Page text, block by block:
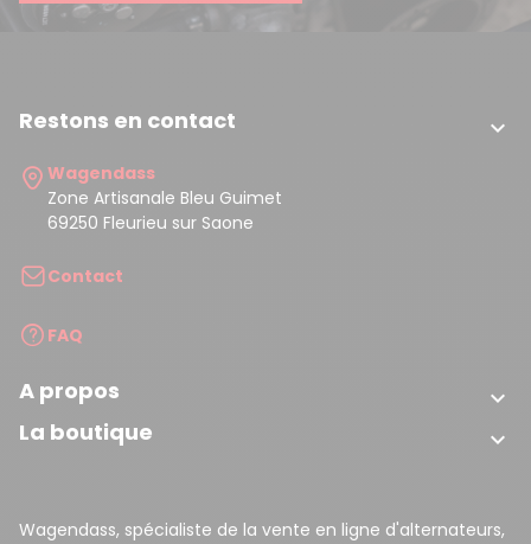
Restons en contact 
Wagendass
Zone Artisanale Bleu Guimet
69250 Fleurieu sur Saone
Contact
FAQ
A propos 
La boutique 
Wagendass, spécialiste de la vente en ligne d'alternateurs,